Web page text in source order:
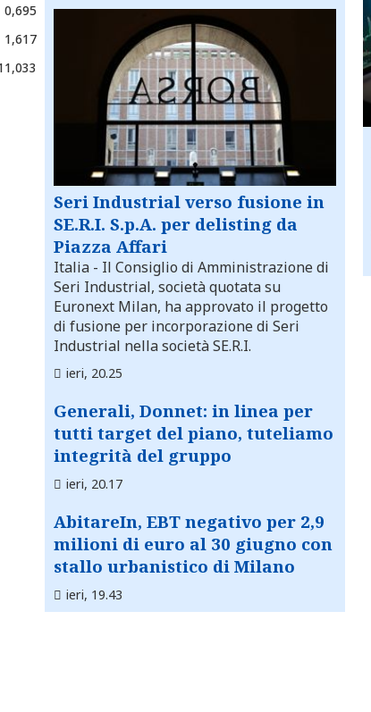
0,695
1,617
Seri Industrial verso fusione in
SE.R.I. S.p.A. per delisting da
Piazza Affari
Italia - Il Consiglio di Amministrazione di
Seri Industrial, società quotata su
Euronext Milan, ha approvato il progetto
di fusione per incorporazione di Seri
Industrial nella società SE.R.I.
ieri, 20.25
Generali, Donnet: in linea per
tutti target del piano, tuteliamo
integrità del gruppo
ieri, 20.17
AbitareIn, EBT negativo per 2,9
milioni di euro al 30 giugno con
stallo urbanistico di Milano
ieri, 19.43